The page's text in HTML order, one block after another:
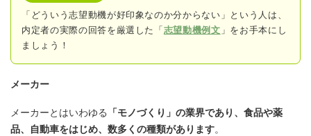
「どういう志望動機が好印象なのか分からない」という人は、
内定者の実際の回答を厳選した「 志望動機例文 」をお手本にし
ましょう！
メーカー
メーカーとはいわゆる
「モノづくり」の業界であり、食品や薬
品、自動車をはじめ、数多くの種類があります。